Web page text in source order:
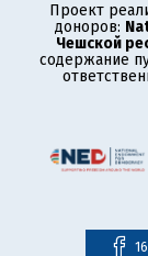
Проект
доноров:
Чешской
содержание